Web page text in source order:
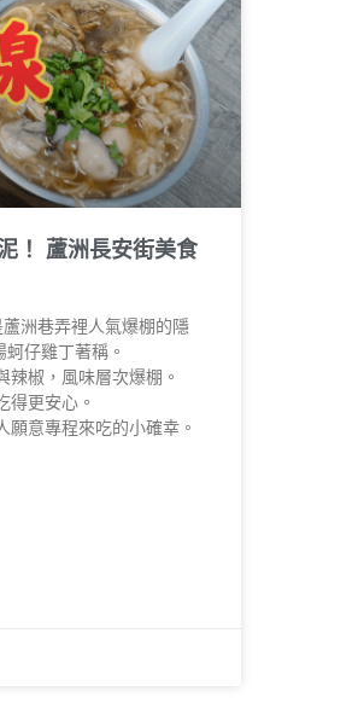
！ 蘆洲長安街美食
洲巷弄裡人氣爆棚的隱
仔雞丁著稱。
椒，風味層次爆棚。
得更安心。
意專程來吃的小確幸。